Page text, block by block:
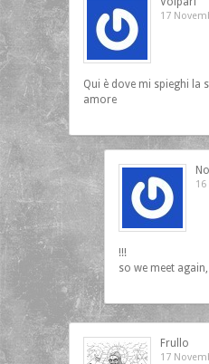
17
Qui è dove mi spieghi la
amore
!!!
so we meet
Frullo
17